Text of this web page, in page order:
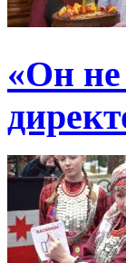
«Он